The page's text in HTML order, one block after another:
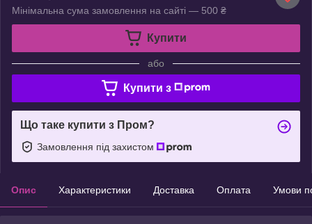
Мінімальна сума замовлення на сайті — 500 ₴
Купити
або
Купити з
Що таке купити з Пром?
Замовлення під захистом
Опис Характеристики Доставка Оплата Умови